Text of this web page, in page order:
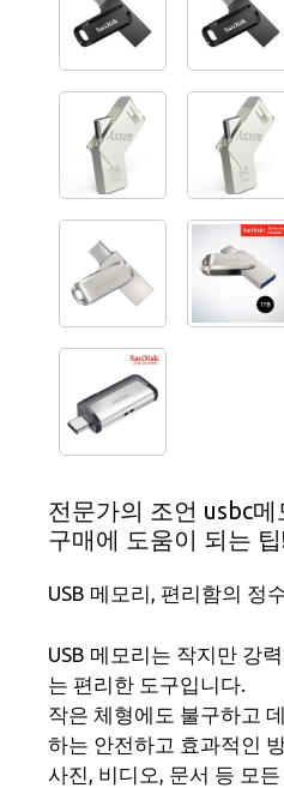
전문가의 조언 usbc
구매에 도움이 되는
USB 메모리, 편리함의 정
USB 메모리는 작지만 강
는 편리한 도구입니다.
작은 체형에도 불구하고
하는 안전하고 효과적인
사진, 비디오, 문서 등 모